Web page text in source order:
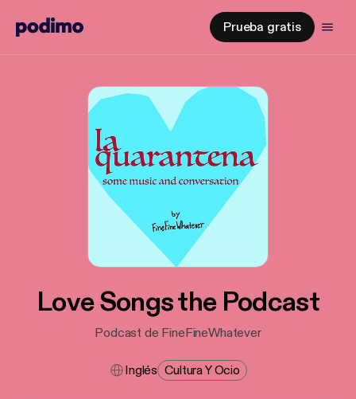
Prueba gratis
Love Songs the Podcast
Podcast de FineFineWhatever
Inglés Cultura Y Ocio